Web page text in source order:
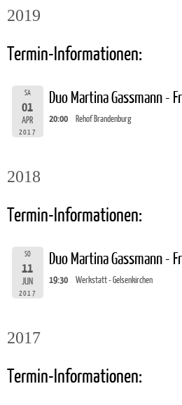
2019
Termin-Informationen:
SA
01
APR
2017
Duo Martina Gassmann -
20:00 Rehof Brandenburg
2018
Termin-Informationen:
SO
11
JUN
2017
Duo Martina Gassmann -
19:30 Werkstatt - Gelsenkirchen
2017
Termin-Informationen: